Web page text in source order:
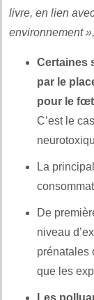
livre, en lien
environnement
Certaines
par le
pour le
C’est le
La
De
niveau
prénatales
que les
Les